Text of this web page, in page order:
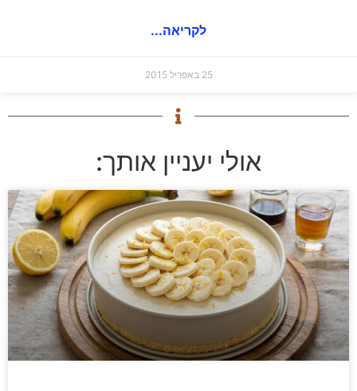
לקריאה...
25 באפריל 2015
אולי יעניין אותך: